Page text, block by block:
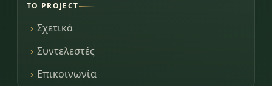
ΤΟ PROJECT
Σχετικά
Συντελεστές
Επικοινωνία